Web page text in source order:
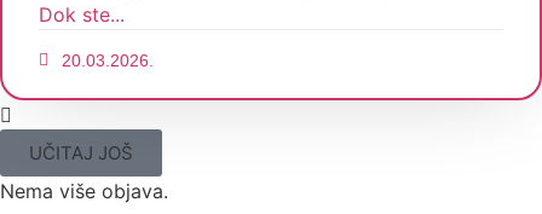
Dok ste...
20.03.2026.
UČITAJ JOŠ
Nema više objava.